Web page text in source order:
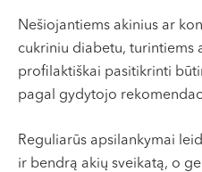
Nešiojantiems akinius ar
cukriniu diabetu, turintiems
profilaktiškai pasitikrinti
pagal gydytojo
Reguliarūs apsilankymai
ir bendrą akių sveikatą, o